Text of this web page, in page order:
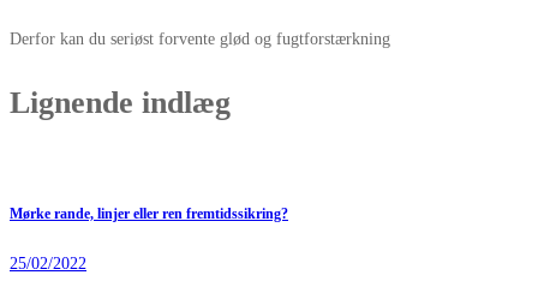
Derfor kan du seriøst forvente glød og fugtforstærkning
Lignende indlæg
Mørke rande, linjer eller ren fremtidssikring?
25/02/2022